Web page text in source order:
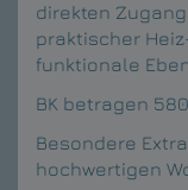
direkten
praktischer
funktionale
BK betragen
Besondere
hochwertigen